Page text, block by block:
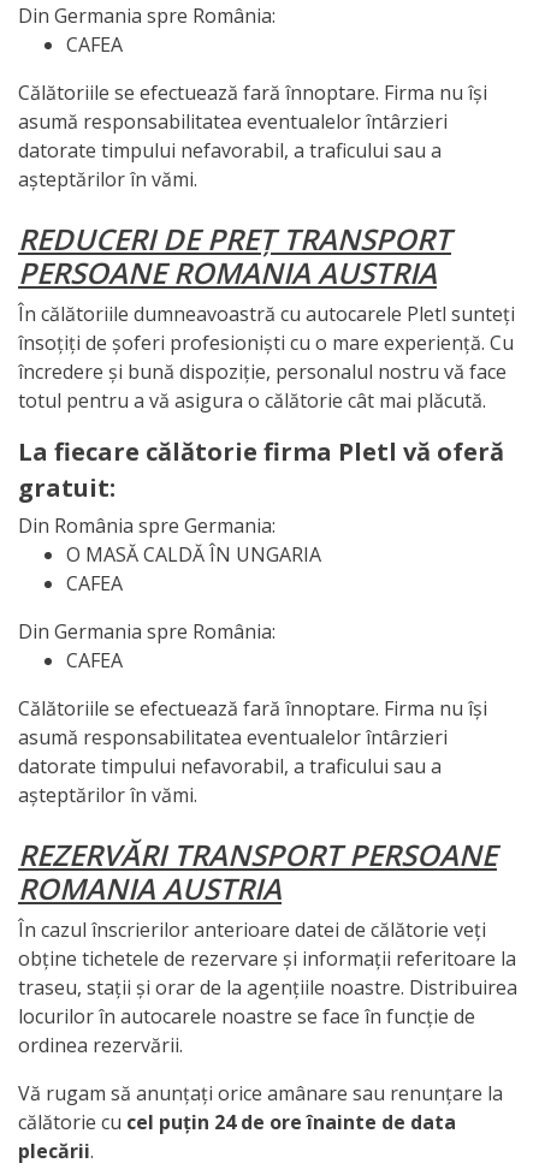
Din Germania spre România:
CAFEA
Călătoriile se efectuează fară înnoptare. Firma nu își
asumă responsabilitatea eventualelor întârzieri
datorate timpului nefavorabil, a traficului sau a
așteptărilor în vămi.
REDUCERI DE PREȚ TRANSPORT
PERSOANE ROMANIA AUSTRIA
În călătoriile dumneavoastră cu autocarele Pletl sunteți
însoțiți de șoferi profesioniști cu o mare experiență. Cu
încredere și bună dispoziție, personalul nostru vă face
totul pentru a vă asigura o călătorie cât mai plăcută.
La fiecare călătorie firma Pletl vă oferă
gratuit:
Din România spre Germania:
O MASĂ CALDĂ ÎN UNGARIA
CAFEA
Din Germania spre România:
CAFEA
Călătoriile se efectuează fară înnoptare. Firma nu își
asumă responsabilitatea eventualelor întârzieri
datorate timpului nefavorabil, a traficului sau a
așteptărilor în vămi.
REZERVĂRI TRANSPORT PERSOANE
ROMANIA AUSTRIA
În cazul înscrierilor anterioare datei de călătorie veți
obține tichetele de rezervare și informații referitoare la
traseu, stații și orar de la agențiile noastre. Distribuirea
locurilor în autocarele noastre se face în funcție de
ordinea rezervării.
Vă rugam să anunțați orice amânare sau renunțare la
călătorie cu cel puțin 24 de ore înainte de data
plecării.